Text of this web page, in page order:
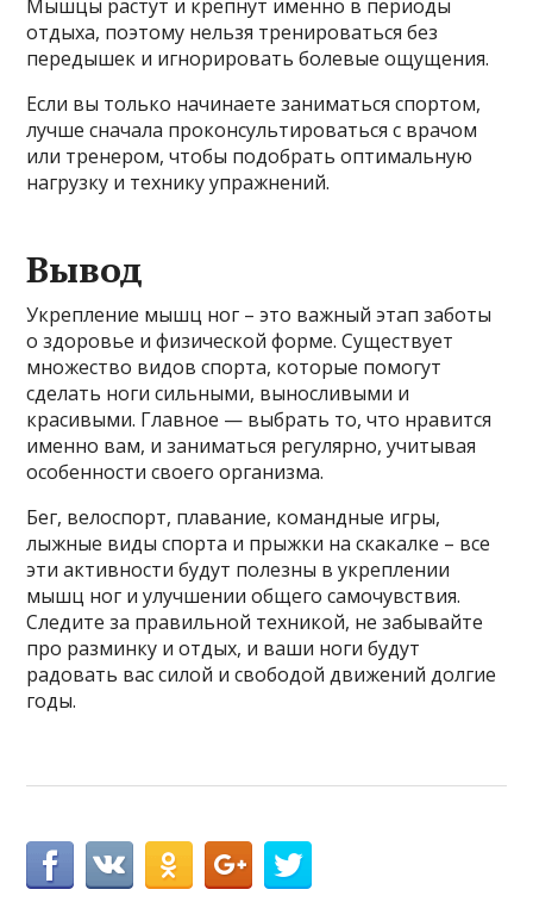
Мышцы растут и крепнут именно в периоды
отдыха, поэтому нельзя тренироваться без
передышек и игнорировать болевые ощущения.
Если вы только начинаете заниматься спортом,
лучше сначала проконсультироваться с врачом
или тренером, чтобы подобрать оптимальную
нагрузку и технику упражнений.
Вывод
Укрепление мышц ног – это важный этап заботы
о здоровье и физической форме. Существует
множество видов спорта, которые помогут
сделать ноги сильными, выносливыми и
красивыми. Главное — выбрать то, что нравится
именно вам, и заниматься регулярно, учитывая
особенности своего организма.
Бег, велоспорт, плавание, командные игры,
лыжные виды спорта и прыжки на скакалке – все
эти активности будут полезны в укреплении
мышц ног и улучшении общего самочувствия.
Следите за правильной техникой, не забывайте
про разминку и отдых, и ваши ноги будут
радовать вас силой и свободой движений долгие
годы.